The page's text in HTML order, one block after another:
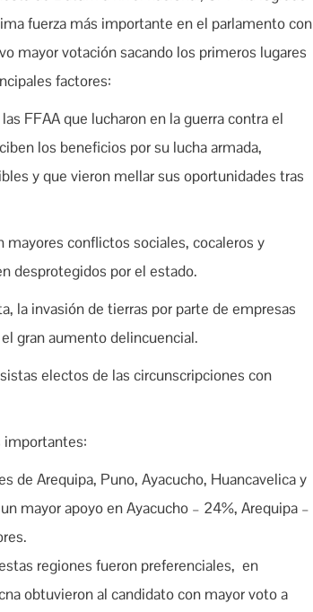
fuerza más importante en el parlamento con
mayor votación sacando los primeros lugares
factores:
FFAA que lucharon en la guerra contra el
los beneficios por su lucha armada,
y que vieron mellar sus oportunidades tras
mayores conflictos sociales, cocaleros y
desprotegidos por el estado.
la invasión de tierras por parte de empresas
gran aumento delincuencial.
electos de las circunscripciones con
importantes:
de Arequipa, Puno, Ayacucho, Huancavelica y
mayor apoyo en Ayacucho – 24%, Arequipa –
regiones fueron preferenciales, en
obtuvieron al candidato con mayor voto a